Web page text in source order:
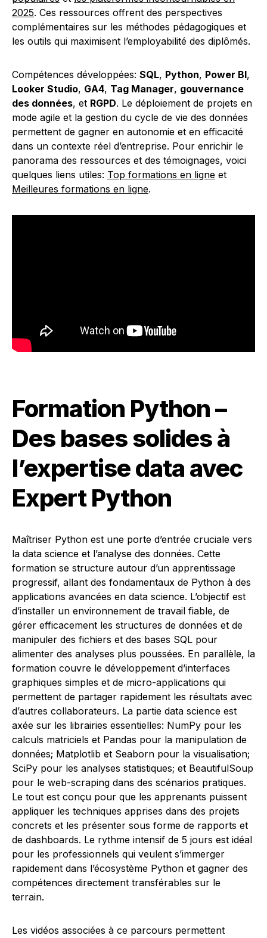
2025. Ces ressources offrent des perspectives
complémentaires sur les méthodes pédagogiques et
les outils qui maximisent l’employabilité des diplômés.
Compétences développées: SQL, Python, Power BI,
Looker Studio, GA4, Tag Manager, gouvernance
des données, et RGPD. Le déploiement de projets en
mode agile et la gestion du cycle de vie des données
permettent de gagner en autonomie et en efficacité
dans un contexte réel d’entreprise. Pour enrichir le
panorama des ressources et des témoignages, voici
quelques liens utiles: Top formations en ligne et
Meilleures formations en ligne.
Formation Python –
Des bases solides à
l’expertise data avec
Expert Python
Maîtriser Python est une porte d’entrée cruciale vers
la data science et l’analyse des données. Cette
formation se structure autour d’un apprentissage
progressif, allant des fondamentaux de Python à des
applications avancées en data science. L’objectif est
d’installer un environnement de travail fiable, de
gérer efficacement les structures de données et de
manipuler des fichiers et des bases SQL pour
alimenter des analyses plus poussées. En parallèle, la
formation couvre le développement d’interfaces
graphiques simples et de micro-applications qui
permettent de partager rapidement les résultats avec
d’autres collaborateurs. La partie data science est
axée sur les librairies essentielles: NumPy pour les
calculs matriciels et Pandas pour la manipulation de
données; Matplotlib et Seaborn pour la visualisation;
SciPy pour les analyses statistiques; et BeautifulSoup
pour le web-scraping dans des scénarios pratiques.
Le tout est conçu pour que les apprenants puissent
appliquer les techniques apprises dans des projets
concrets et les présenter sous forme de rapports et
de dashboards. Le rythme intensif de 5 jours est idéal
pour les professionnels qui veulent s’immerger
rapidement dans l’écosystème Python et gagner des
compétences directement transférables sur le
terrain.
Les vidéos associées à ce parcours permettent